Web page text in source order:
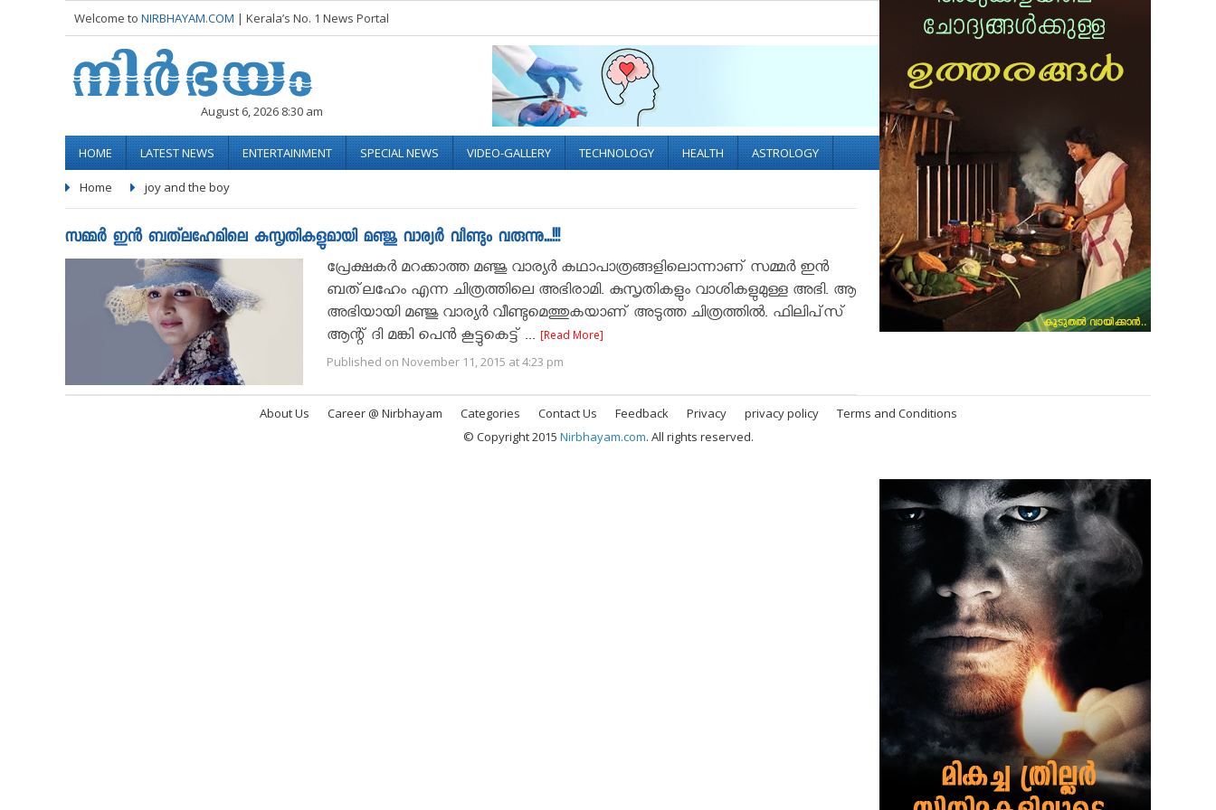
Welcome to NIRBHAYAM.COM | Kerala’s No. 1 News Portal Socialize with us
August 6, 2026 8:30 am
HOME LATEST NEWS ENTERTAINMENT SPECIAL NEWS VIDEO-GALLERY TECHNOLOGY HEALTH ASTROLOGY
Home joy and the boy
സമ്മര്‍ ഇന്‍ ബത്‌ലഹേമിലെ കുസൃതികളുമായി മഞ്ജു വാര്യര്‍ വീണ്ടും വരുന്നു...!!!
പ്രേക്ഷകര്‍ മറക്കാത്ത മഞ്ജു വാര്യര്‍ കഥാപാത്രങ്ങളിലൊന്നാണ് സമ്മര്‍ ഇന്‍
ബത്‌ലഹേം എന്ന ചിത്രത്തിലെ അഭിരാമി. കുസൃതികളും വാശികളുമുള്ള അഭി. ആ
അഭിയായി മഞ്ജു വാര്യര്‍ വീണ്ടുമെത്തുകയാണ് അടുത്ത ചിത്രത്തില്‍. ഫിലിപ്‌സ്
ആന്റ് ദി മങ്കി പെന്‍ കൂട്ടുകെട്ട് ... [Read More]
Published on November 11, 2015 at 4:23 pm
About Us Career @ Nirbhayam Categories Contact Us Feedback Privacy privacy policy
Terms and Conditions
© Copyright 2015 Nirbhayam.com. All rights reserved.